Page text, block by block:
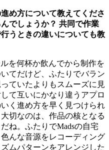
め方について教えてくださ
でしょうか？ 共同で作業
うときの違いについても教
を何杯か飲んでから制作を
てだけど、ふたりでバラン
ていたよりもスムーズに見
て互いにかなり違うアプロ
く進め方を早く見つけられ
切なのは、作品の核となる
ね。ふたりでMadsの自宅
んな音源をレコーディング
ムパターンをアレンジした